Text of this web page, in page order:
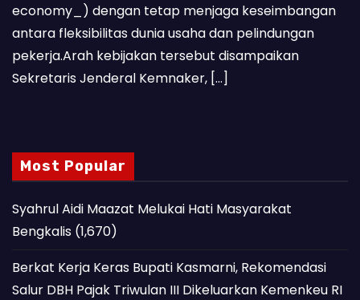
economy_) dengan tetap menjaga keseimbangan
antara fleksibilitas dunia usaha dan pelindungan
pekerja.Arah kebijakan tersebut disampaikan
Sekretaris Jenderal Kemnaker, […]
Most Popular
Syahrul Aidi Maazat Melukai Hati Masyarakat
Bengkalis (1,670)
Berkat Kerja Keras Bupati Kasmarni, Rekomendasi
Salur DBH Pajak Triwulan III Dikeluarkan Kemenkeu RI